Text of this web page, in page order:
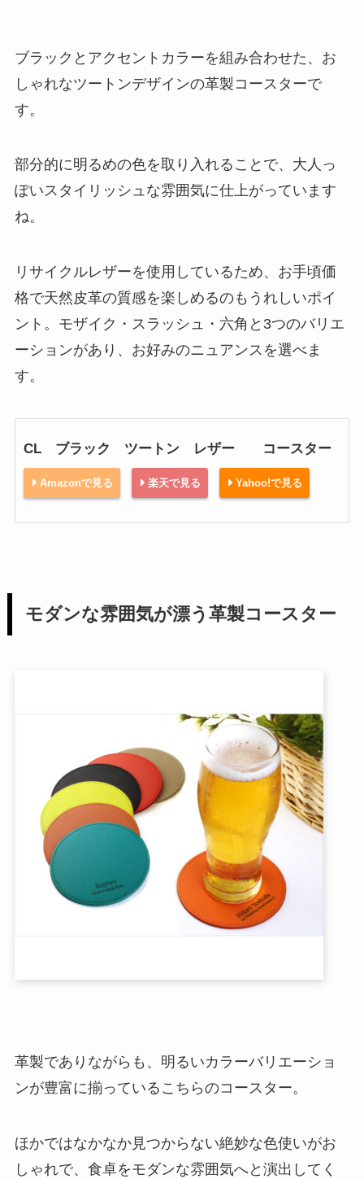
ブラックとアクセントカラーを組み合わせた、お
しゃれなツートンデザインの革製コースターで
す。
部分的に明るめの色を取り入れることで、大人っ
ぽいスタイリッシュな雰囲気に仕上がっています
ね。
リサイクルレザーを使用しているため、お手頃価
格で天然皮革の質感を楽しめるのもうれしいポイ
ント。モザイク・スラッシュ・六角と3つのバリエ
ーションがあり、お好みのニュアンスを選べま
す。
CL ブラック ツートン レザー コースター
Amazonで見る 楽天で見る Yahoo!で見る
モダンな雰囲気が漂う革製コースター
革製でありながらも、明るいカラーバリエーショ
ンが豊富に揃っているこちらのコースター。
ほかではなかなか見つからない絶妙な色使いがお
しゃれで、食卓をモダンな雰囲気へと演出してく